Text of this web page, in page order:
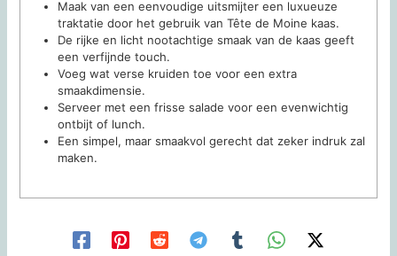
Maak van een eenvoudige uitsmijter een luxueuze
traktatie door het gebruik van Tête de Moine kaas.
De rijke en licht nootachtige smaak van de kaas geeft
een verfijnde touch.
Voeg wat verse kruiden toe voor een extra
smaakdimensie.
Serveer met een frisse salade voor een evenwichtig
ontbijt of lunch.
Een simpel, maar smaakvol gerecht dat zeker indruk zal
maken.